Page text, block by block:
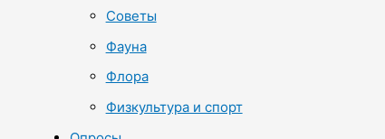
Советы
Фауна
Флора
Физкультура и спорт